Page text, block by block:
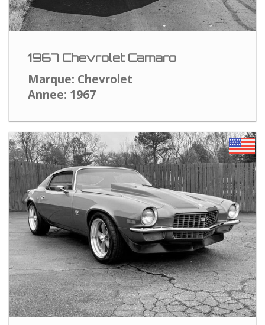
1967 Chevrolet Camaro
Marque: Chevrolet
Annee: 1967